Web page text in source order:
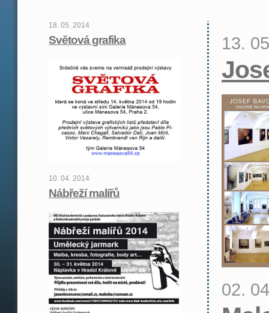
18. 05. 2014
Světová grafika
10. 04. 2014
Nábřeží malířů
13.
02.